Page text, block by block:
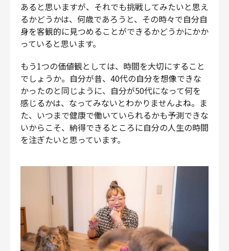
あると思いますが、それでも挑戦してみたいと思え
るかどうかは、何歳であろうと、その時々で自分自
身を客観的に見つめることができるかどうかにかか
っていると思います。
もう1つの価値観としては、時間を大切にすること
でしょうか。自分が昔、40代の自分を想像できな
かったのと同じように、自分が50代になって何を
感じるかは、なってみないとわかりませんよね。ま
た、いつまで健康で働いていられるかも予測できな
いからこそ、納得できるところに自分の人生の時間
を注ぎたいと思っています。